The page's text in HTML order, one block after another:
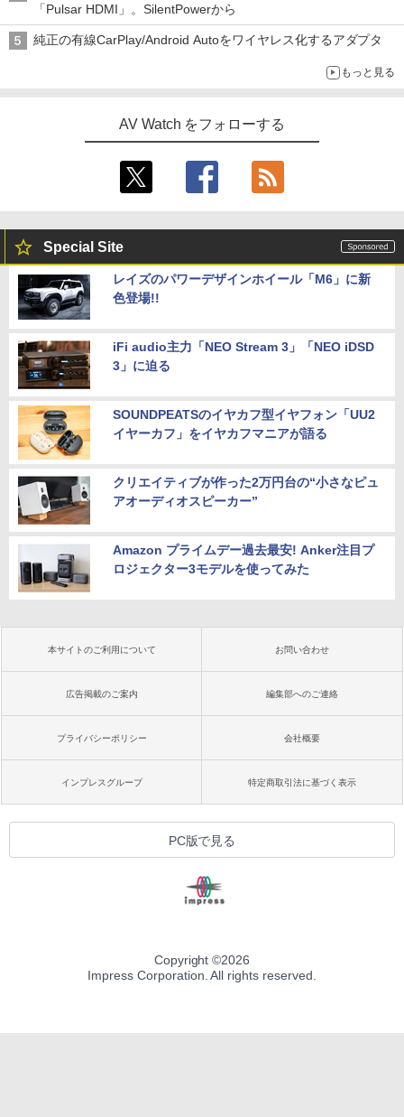
「Pulsar HDMI」。SilentPowerから
純正の有線CarPlay/Android Autoをワイヤレス化するアダプタ
もっと見る
AV Watch をフォローする
Special Site
レイズのパワーデザインホイール「M6」に新
色登場!!
iFi audio主力「NEO Stream 3」「NEO iDSD
3」に迫る
SOUNDPEATSのイヤカフ型イヤフォン「UU2
イヤーカフ」をイヤカフマニアが語る
クリエイティブが作った2万円台の“小さなピュ
アオーディオスピーカー”
Amazon プライムデー過去最安! Anker注目プ
ロジェクター3モデルを使ってみた
本サイトのご利用について お問い合わせ
広告掲載のご案内 編集部へのご連絡
プライバシーポリシー 会社概要
インプレスグループ 特定商取引法に基づく表示
PC版で見る
Copyright ©2026
Impress Corporation. All rights reserved.